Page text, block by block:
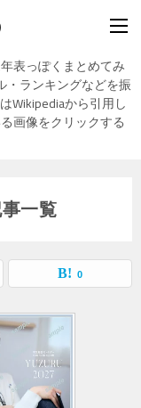
表っぽくまとめてみ
・ランキングなどを振
Wikipediaから引用し
画像をクリックする
事一覧
0